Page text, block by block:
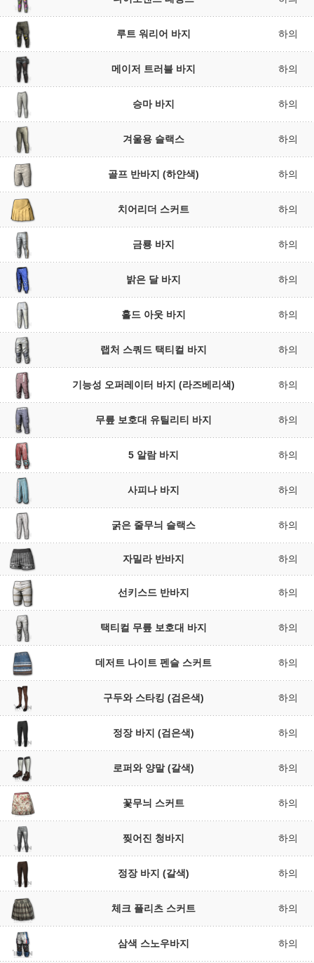
루트 워리어 바지 하의
메이저 트러블 바지 하의
승마 바지 하의
겨울용 슬랙스 하의
골프 반바지 (하얀색) 하의
치어리더 스커트 하의
금룡 바지 하의
밝은 달 바지 하의
홀드 아웃 바지 하의
랩처 스쿼드 택티컬 바지 하의
기능성 오퍼레이터 바지 (라즈베리색) 하의
무릎 보호대 유틸리티 바지 하의
5 알람 바지 하의
사피나 바지 하의
굵은 줄무늬 슬랙스 하의
자밀라 반바지 하의
선키스드 반바지 하의
택티컬 무릎 보호대 바지 하의
데저트 나이트 펜슬 스커트 하의
구두와 스타킹 (검은색) 하의
정장 바지 (검은색) 하의
로퍼와 양말 (갈색) 하의
꽃무늬 스커트 하의
찢어진 청바지 하의
정장 바지 (갈색) 하의
체크 플리츠 스커트 하의
삼색 스노우바지 하의